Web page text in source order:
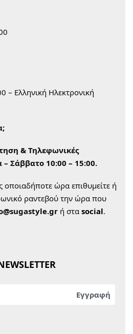
Ελληνική Ηλεκτρονική
& Τηλεφωνικές
– Σάββατο 10:00 – 15:00.
οποιαδήποτε ώρα επιθυμείτε ή
ραντεβού την ώρα που
ή στα social.